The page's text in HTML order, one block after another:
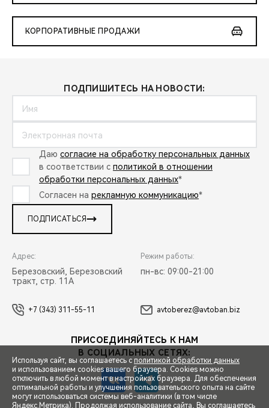
СПЕЦПРЕДЛОЖЕНИЯ
КОРПОРАТИВНЫЕ ПРОДАЖИ
ПОДПИШИТЕСЬ НА НОВОСТИ:
Даю согласие на обработку персональных данных
в соответствии с политикой в отношении
обработки персональных данных*
Согласен на рекламную коммуникацию*
ПОДПИСАТЬСЯ
Адрес:
Березовский, Березовский
тракт, стр. 11А
Режим работы:
пн-вс: 09:00-21:00
+7 (343) 311-55-11 avtoberez@avtoban.biz
ПРИСОЕДИНЯЙТЕСЬ К НАМ
В СОЦИАЛЬНЫХ СЕТЯХ:
Используя сайт, вы соглашаетесь с политикой обработки данных
и использованием cookies вашего браузера. Cookies можно
отключить в любой момент в настройках браузера. Для обеспечения
оптимальной работы и улучшения пользовательского опыта на сайте
могут использоваться системы веб-аналитики (в том числе
Яндекс.Метрика). Продолжая использование сайта, Вы соглашаетесь